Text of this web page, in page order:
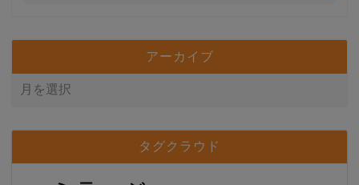
アーカイブ
タグクラウド